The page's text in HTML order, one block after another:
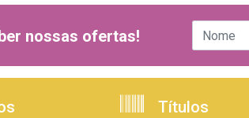
nossas ofertas!
Títulos